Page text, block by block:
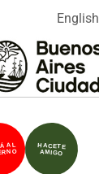
English
AL HACETE
AMIGO